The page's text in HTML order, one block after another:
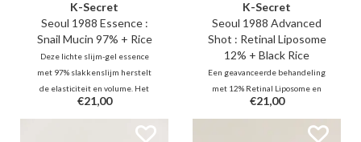
K-Secret
Seoul 1988 Essence :
Snail Mucin 97% + Rice
Deze lichte slijm-gel essence
met 97% slakkenslijm herstelt
de elasticiteit en volume. Het
glijdt over de huid en trekt snel
in. Samen met rijstextract
kalmeert en verheldert het de
€21,00
K-Secret
Seoul 1988 Advanced
Shot : Retinal Liposome
12% + Black Rice
Een geavanceerde behandeling
met 12% Retinal Liposome en
micronaald-spiculae voor betere
productopname. Het stimuleert
de celvernieuwing, vermindert
€21,00